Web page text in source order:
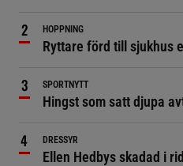
HOPPNING
Ryttare förd till sjukhus
SPORTNYTT
Hingst som satt djupa
DRESSYR
Ellen Hedbys skadad i